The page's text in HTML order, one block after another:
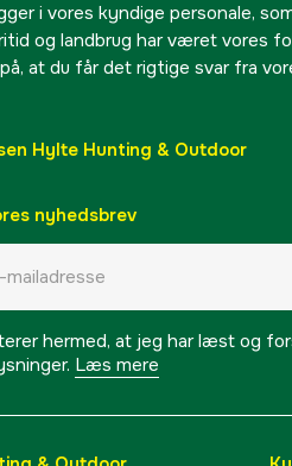
i vores kyndige personale,
og landbrug har været vores
at du får det rigtige svar fra
Hylte Hunting & Outdoor
nyhedsbrev
hermed, at jeg har læst og
Læs mere